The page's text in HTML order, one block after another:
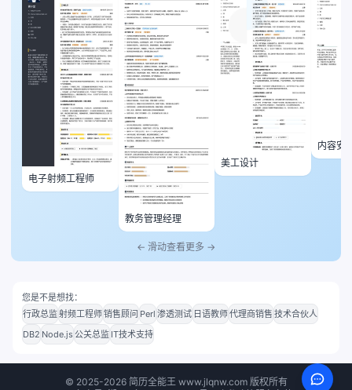
电子射频工程师
教务管理经理
美工设计
内容安
← 滑动查看更多 →
您是不是想找：
行政总监射频工程师销售顾问 Perl 渗透测试 日语教师代理商销售 技术合伙人
DB2 Node.js 公关总监 IT技术支持
© 2025-2026简历全能王 www.jlqnw.com 版权所有